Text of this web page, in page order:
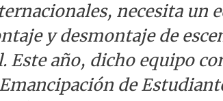
necesita un
y desmontaje de
Este año, dicho equipo
de